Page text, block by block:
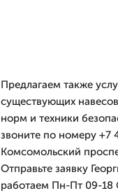
Предлагаем также
существующих
норм и техники
звоните по номеру +7
Комсомольский
Отправьте заявку
работаем Пн-Пт 09-18